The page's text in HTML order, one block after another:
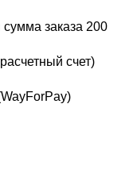
заказа 200
счет)